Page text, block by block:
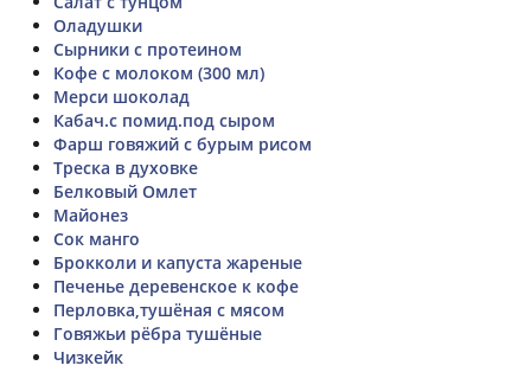
Оладушки
Сырники с протеином
Кофе с молоком (300 мл)
Мерси шоколад
Кабач.с помид.под сыром
Фарш говяжий с бурым рисом
Треска в духовке
Белковый Омлет
Майонез
Сок манго
Брокколи и капуста жареные
Печенье деревенское к кофе
Перловка,тушёная с мясом
Говяжьи рёбра тушёные
Чизкейк